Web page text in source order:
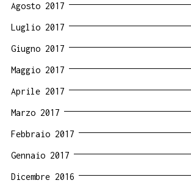
Agosto 2017
Luglio 2017
Giugno 2017
Maggio 2017
Aprile 2017
Marzo 2017
Febbraio 2017
Gennaio 2017
Dicembre 2016